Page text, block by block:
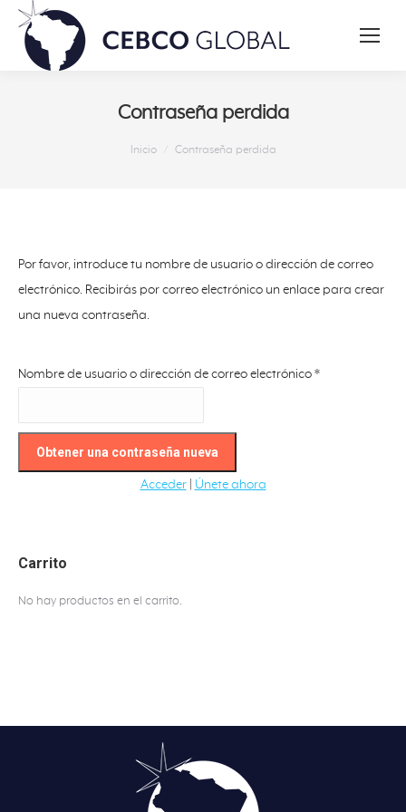
Contraseña perdida
Inicio Contraseña perdida
Por favor, introduce tu nombre de usuario o dirección de correo
electrónico. Recibirás por correo electrónico un enlace para crear
una nueva contraseña.
Nombre de usuario o dirección de correo electrónico*
Acceder| Únete ahora
Carrito
No hay productos en el carrito.